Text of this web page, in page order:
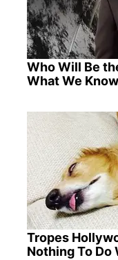
Who Will Be
What We
Tropes
Nothing To Do